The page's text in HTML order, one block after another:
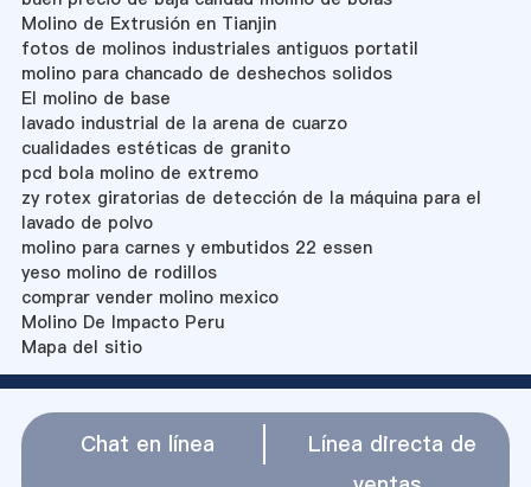
Molino de Extrusión en Tianjin
fotos de molinos industriales antiguos portatil
molino para chancado de deshechos solidos
El molino de base
lavado industrial de la arena de cuarzo
cualidades estéticas de granito
pcd bola molino de extremo
zy rotex giratorias de detección de la máquina para el
lavado de polvo
molino para carnes y embutidos 22 essen
yeso molino de rodillos
comprar vender molino mexico
Molino De Impacto Peru
Mapa del sitio
Chat en línea
Línea directa de